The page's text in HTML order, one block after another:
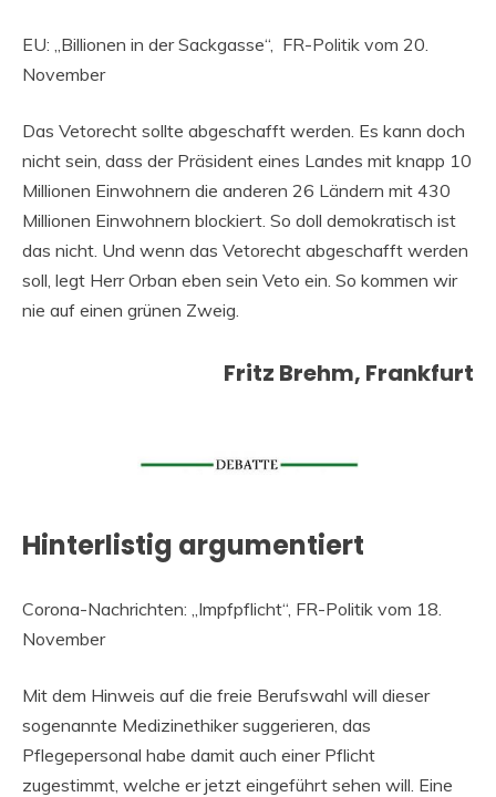
EU: „Billionen in der Sackgasse“, FR-Politik vom 20.
November
Das Vetorecht sollte abgeschafft werden. Es kann doch
nicht sein, dass der Präsident eines Landes mit knapp 10
Millionen Einwohnern die anderen 26 Ländern mit 430
Millionen Einwohnern blockiert. So doll demokratisch ist
das nicht. Und wenn das Vetorecht abgeschafft werden
soll, legt Herr Orban eben sein Veto ein. So kommen wir
nie auf einen grünen Zweig.
Fritz Brehm, Frankfurt
Hinterlistig argumentiert
Corona-Nachrichten: „Impfpflicht“, FR-Politik vom 18.
November
Mit dem Hinweis auf die freie Berufswahl will dieser
sogenannte Medizinethiker suggerieren, das
Pflegepersonal habe damit auch einer Pflicht
zugestimmt, welche er jetzt eingeführt sehen will. Eine